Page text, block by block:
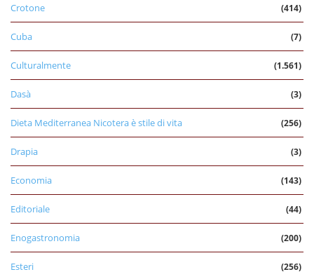
Crotone (414)
Cuba (7)
Culturalmente (1.561)
Dasà (3)
Dieta Mediterranea Nicotera è stile di vita (256)
Drapia (3)
Economia (143)
Editoriale (44)
Enogastronomia (200)
Esteri (256)